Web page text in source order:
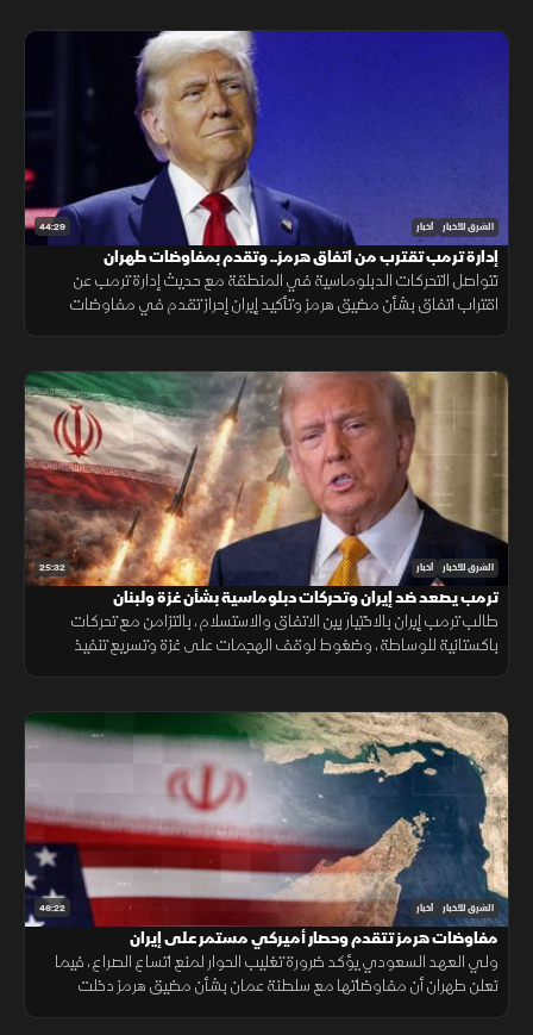
44:29 الشرق للأخبار أخبار
إدارة ترمب تقترب من اتفاق هرمز.. وتقدم بمفاوضات طهران
تتواصل التحركات الدبلوماسية في المنطقة مع حديث إدارة ترمب عن
اقتراب اتفاق بشأن مضيق هرمز وتأكيد إيران إحراز تقدم في مفاوضات
25:32 الشرق للأخبار أخبار
ترمب يصعد ضد إيران وتحركات دبلوماسية بشأن غزة ولبنان
طالب ترمب إيران بالاختيار بين الاتفاق والاستسلام، بالتزامن مع تحركات
باكستانية للوساطة، وضغوط لوقف الهجمات على غزة وتسريع تنفيذ
46:22 الشرق للأخبار أخبار
مفاوضات هرمز تتقدم وحصار أميركي مستمر على إيران
ولي العهد السعودي يؤكد ضرورة تغليب الحوار لمنع اتساع الصراع، فيما
تعلن طهران أن مفاوضاتها مع سلطنة عمان بشأن مضيق هرمز دخلت